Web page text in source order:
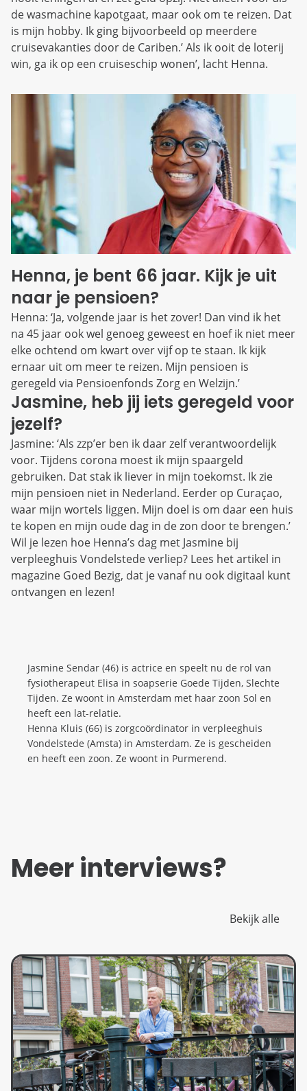
de wasmachine kapotgaat, maar ook om te reizen. Dat
is mijn hobby. Ik ging bijvoorbeeld op meerdere
cruisevakanties door de Cariben.’ Als ik ooit de loterij
win, ga ik op een cruiseschip wonen’, lacht Henna.
Henna, je bent 66 jaar. Kijk je uit
naar je pensioen?
Henna: ‘Ja, volgende jaar is het zover! Dan vind ik het
na 45 jaar ook wel genoeg geweest en hoef ik niet meer
elke ochtend om kwart over vijf op te staan. Ik kijk
ernaar uit om meer te reizen. Mijn pensioen is
geregeld via Pensioenfonds Zorg en Welzijn.’
Jasmine, heb jij iets geregeld voor
jezelf?
Jasmine: ‘Als zzp’er ben ik daar zelf verantwoordelijk
voor. Tijdens corona moest ik mijn spaargeld
gebruiken. Dat stak ik liever in mijn toekomst. Ik zie
mijn pensioen niet in Nederland. Eerder op Curaçao,
waar mijn wortels liggen. Mijn doel is om daar een huis
te kopen en mijn oude dag in de zon door te brengen.’
Wil je lezen hoe Henna’s dag met Jasmine bij
verpleeghuis Vondelstede verliep? Lees het artikel in
magazine Goed Bezig, dat je vanaf nu ook digitaal kunt
ontvangen en lezen!
Jasmine Sendar (46) is actrice en speelt nu de rol van
fysiotherapeut Elisa in soapserie Goede Tijden, Slechte
Tijden. Ze woont in Amsterdam met haar zoon Sol en
heeft een lat-relatie.
Henna Kluis (66) is zorgcoördinator in verpleeghuis
Vondelstede (Amsta) in Amsterdam. Ze is gescheiden
en heeft een zoon. Ze woont in Purmerend.
Meer interviews?
Bekijk alle